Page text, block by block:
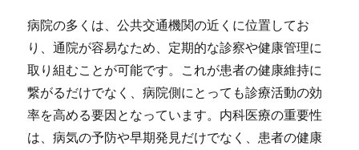
病院の多くは、公共交通機関の近くに位置してお
り、通院が容易なため、定期的な診察や健康管理に
取り組むことが可能です。これが患者の健康維持に
繋がるだけでなく、病院側にとっても診療活動の効
率を高める要因となっています。内科医療の重要性
は、病気の予防や早期発見だけでなく、患者の健康